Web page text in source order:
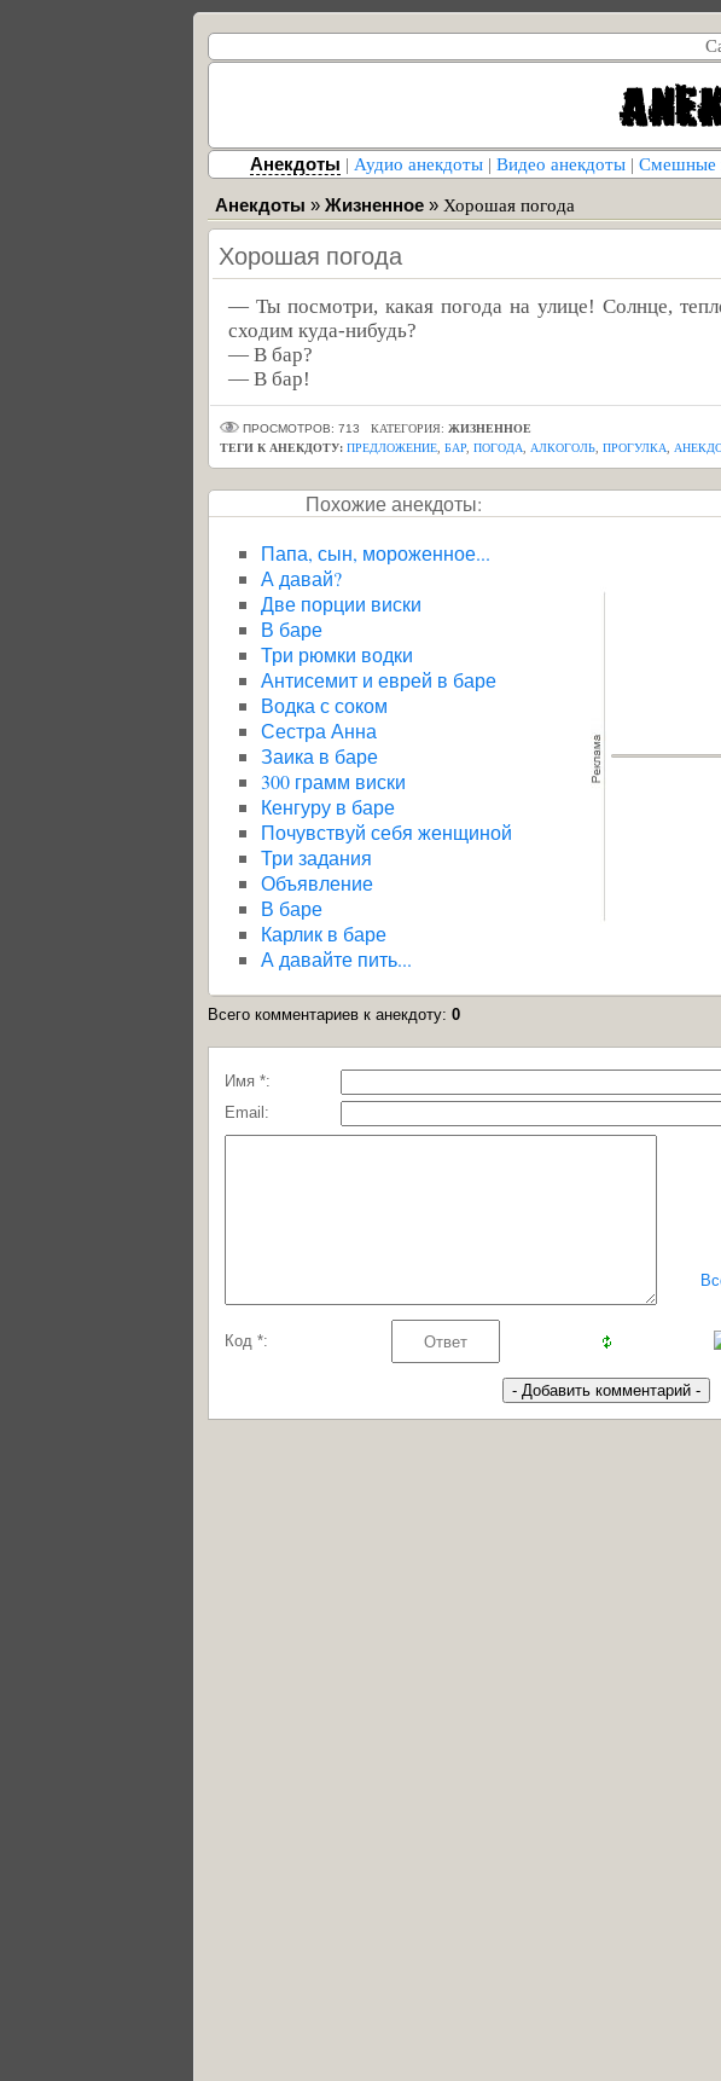
Анекдоты | Аудио анекдоты | Видео анекдоты | Смешные
Анекдоты » Жизненное » Хорошая погода
Хорошая погода
— Ты посмотри, какая погода на улице! Солнце,
сходим куда-нибудь?
— В бар?
— В бар!
ПРОСМОТРОВ: 713 КАТЕГОРИЯ: ЖИЗНЕННОЕ
ТЕГИ К АНЕКДОТУ: ПРЕДЛОЖЕНИЕ БАР ПОГОДА АЛКОГОЛЬ ПРОГУЛКА
Похожие анекдоты:
Папа, сын, мороженное...
А давай?
Две порции виски
В баре
Три рюмки водки
Антисемит и еврей в баре
Водка с соком
Сестра Анна
Заика в баре
300 грамм виски
Кенгуру в баре
Почувствуй себя женщиной
Три задания
Объявление
В баре
Карлик в баре
А давайте пить...
Всего комментариев к анекдоту: 0
Имя *:
Email:
Код *: